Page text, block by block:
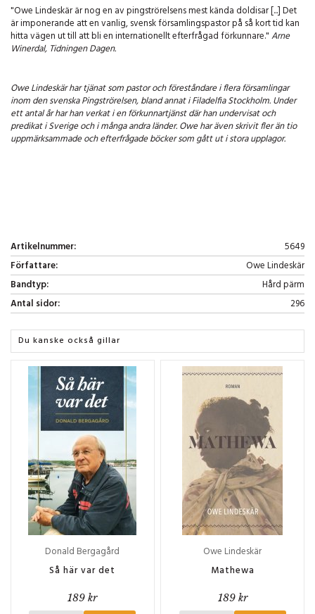
"Owe Lindeskär är nog en av pingströrelsens mest kända doldisar [...] Det
är imponerande att en vanlig, svensk församlingspastor på så kort tid kan
hitta vägen ut till att bli en internationellt efterfrågad förkunnare."Arne
Winerdal, Tidningen Dagen.
Owe Lindeskär har tjänat som pastor och föreståndare i flera församlingar
inom den svenska Pingströrelsen, bland annat i Filadelfia Stockholm. Under
ett antal år har han verkat i en förkunnartjänst där han undervisat och
predikat i Sverige och i många andra länder. Owe har även skrivit fler än tio
uppmärksammade och efterfrågade böcker som gått ut i stora upplagor.
Artikelnummer:
5649
Författare:
Owe Lindeskär
Bandtyp:
Hård pärm
Antal sidor:
296
Du kanske också gillar
Donald Bergagård
Så här var det
189 kr
Owe Lindeskär
Mathewa
189 kr